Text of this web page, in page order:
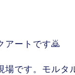
アートです🙇
です。モル